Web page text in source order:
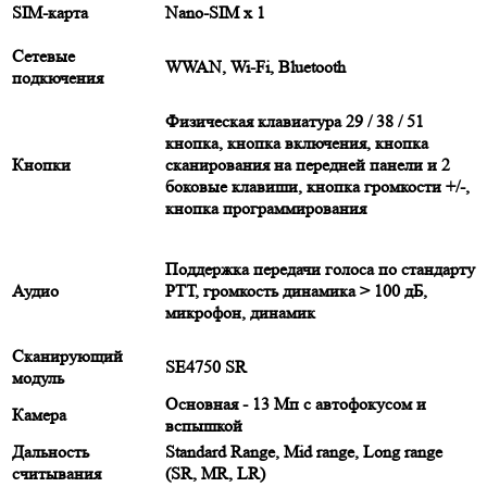
SIM-карта Nano-SIM x 1
Сетевые
подкючения
WWAN, Wi-Fi, Bluetooth
Кнопки
Физическая клавиатура 29 / 38 / 51
кнопка, кнопка включения, кнопка
сканирования на передней панели и 2
боковые клавиши, кнопка громкости +/-,
кнопка программирования
Аудио
Поддержка передачи голоса по стандарту
РТТ, громкость динамика > 100 дБ,
микрофон, динамик
Сканирующий
модуль
SE4750 SR
Камера
Основная - 13 Мп с автофокусом и
вспышкой
Дальность
считывания
Standard Range, Mid range, Long range
(SR, MR, LR)